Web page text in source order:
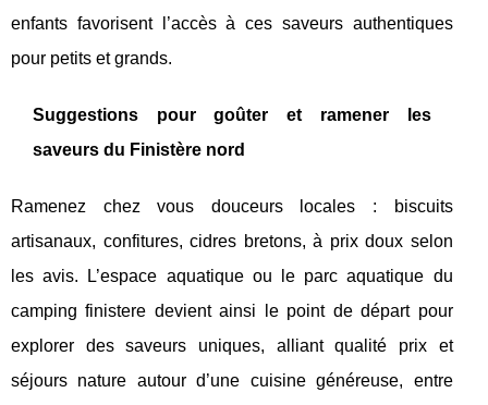
enfants favorisent l’accès à ces saveurs authentiques
pour petits et grands.
Suggestions pour goûter et ramener les
saveurs du Finistère nord
Ramenez chez vous douceurs locales : biscuits
artisanaux, confitures, cidres bretons, à prix doux selon
les avis. L’espace aquatique ou le parc aquatique du
camping finistere devient ainsi le point de départ pour
explorer des saveurs uniques, alliant qualité prix et
séjours nature autour d’une cuisine généreuse, entre